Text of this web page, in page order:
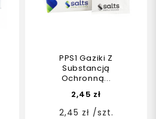
PPS1 Gaziki Z
Substancją
Ochronną...
2,45 zł
2,45 zł /szt.